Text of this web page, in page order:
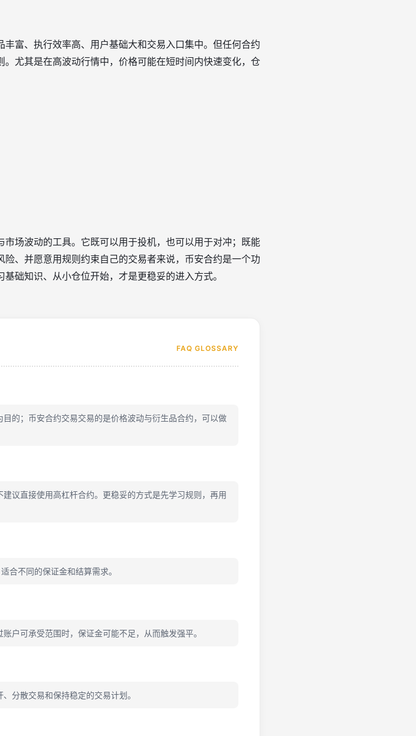
富、执行效率高、用户基础大和交易入口集中。但任何合约
尤其是在高波动行情中，价格可能在短时间内快速变化，仓
场波动的工具。它既可以用于投机，也可以用于对冲；既能
、并愿意用规则约束自己的交易者来说，币安合约是一个功
础知识、从小仓位开始，才是更稳妥的进入方式。
FAQ GLOSSARY
的；币安合约交易交易的是价格波动与衍生品合约，可以做
议直接使用高杠杆合约。更稳妥的方式是先学习规则，再用
合不同的保证金和结算需求。
户可承受范围时，保证金可能不足，从而触发强平。
分散交易和保持稳定的交易计划。